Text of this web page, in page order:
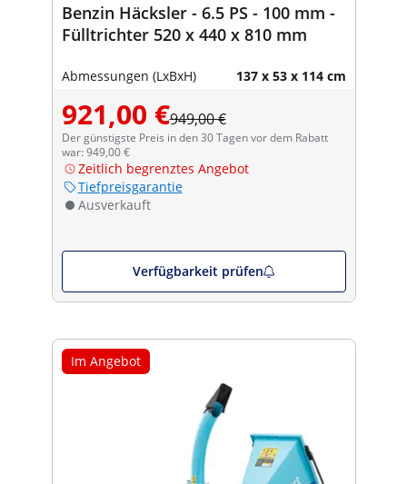
Benzin Häcksler - 6.5 PS - 100 mm -
Fülltrichter 520 x 440 x 810 mm
Abmessungen (LxBxH) 137 x 53 x 114 cm
921,00 €949,00 €
Der günstigste Preis in den 30 Tagen vor dem Rabatt
war: 949,00 €
Zeitlich begrenztes Angebot
Tiefpreisgarantie
Ausverkauft
Verfügbarkeit prüfen
Im Angebot